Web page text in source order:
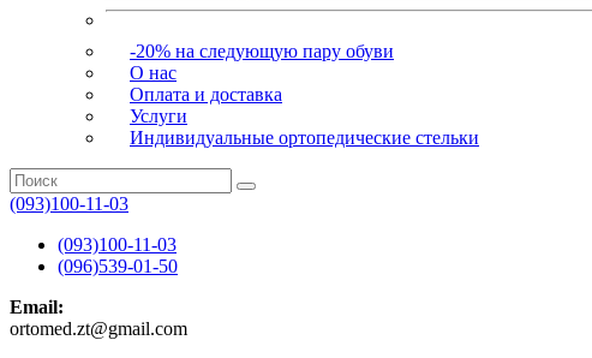
-20% на следующую пару обуви
О нас
Оплата и доставка
Услуги
Индивидуальные ортопедические стельки
(093)100-11-03
(093)100-11-03
(096)539-01-50
Email:
ortomed.zt@gmail.com